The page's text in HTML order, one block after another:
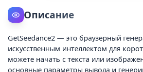
Описание
GetSeedance2 — это браузерный
искусственным интеллектом для
можете начать с текста или
основные параметры вывода и